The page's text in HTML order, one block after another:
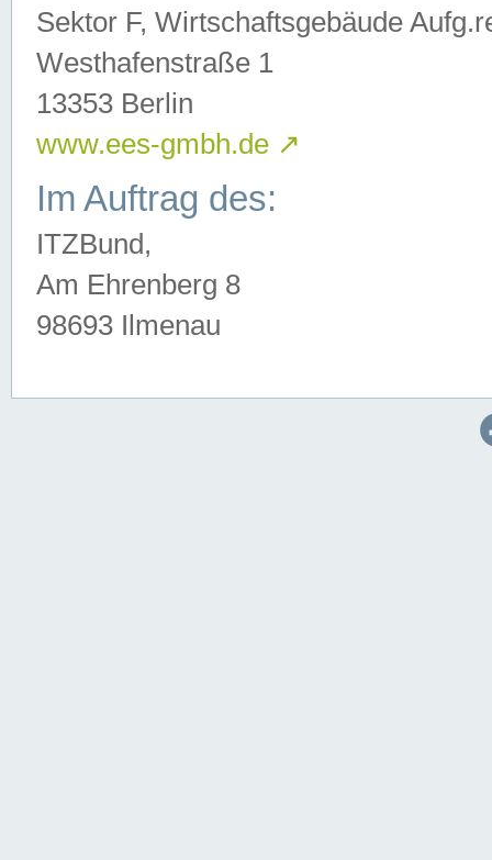
Sektor F, Wirtschaftsgebäude
Westhafenstraße 1
13353 Berlin
www.ees-gmbh.de ↗
Im Auftrag des:
ITZBund,
Am Ehrenberg 8
98693 Ilmenau